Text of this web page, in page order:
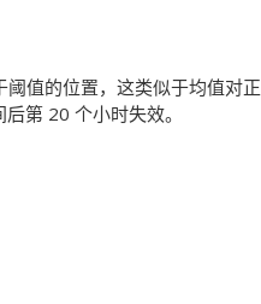
值的位置，这类似于均值对正
第 20 个小时失效。